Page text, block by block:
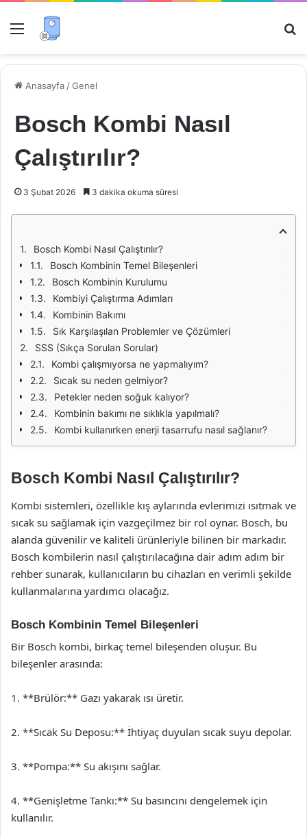
Menü
Anasayfa /Genel
Bosch Kombi Nasıl
Çalıştırılır?
3 Şubat 2026 3 dakika okuma süresi
Bosch Kombi Nasıl Çalıştırılır?
Bosch Kombinin Temel Bileşenleri
Bosch Kombinin Kurulumu
Kombiyi Çalıştırma Adımları
Kombinin Bakımı
Sık Karşılaşılan Problemler ve Çözümleri
SSS (Sıkça Sorulan Sorular)
Kombi çalışmıyorsa ne yapmalıyım?
Sıcak su neden gelmiyor?
Petekler neden soğuk kalıyor?
Kombinin bakımı ne sıklıkla yapılmalı?
Kombi kullanırken enerji tasarrufu nasıl sağlanır?
Bosch Kombi Nasıl Çalıştırılır?
Kombi sistemleri, özellikle kış aylarında evlerimizi ısıtmak ve
sıcak su sağlamak için vazgeçilmez bir rol oynar. Bosch, bu
alanda güvenilir ve kaliteli ürünleriyle bilinen bir markadır.
Bosch kombilerin nasıl çalıştırılacağına dair adım adım bir
rehber sunarak, kullanıcıların bu cihazları en verimli şekilde
kullanmalarına yardımcı olacağız.
Bosch Kombinin Temel Bileşenleri
Bir Bosch kombi, birkaç temel bileşenden oluşur. Bu
bileşenler arasında:
1. **Brülör:** Gazı yakarak ısı üretir.
2. **Sıcak Su Deposu:** İhtiyaç duyulan sıcak suyu depolar.
3. **Pompa:** Su akışını sağlar.
4. **Genişletme Tankı:** Su basıncını dengelemek için
kullanılır.